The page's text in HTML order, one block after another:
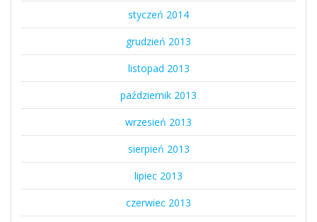
styczeń 2014
grudzień 2013
listopad 2013
październik 2013
wrzesień 2013
sierpień 2013
lipiec 2013
czerwiec 2013